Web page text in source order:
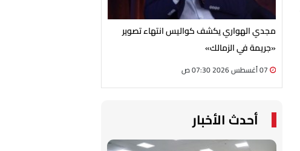
مجدي الهواري يكشف كواليس انتهاء تصوير
«جريمة في الزمالك»
أحدث الأخبار